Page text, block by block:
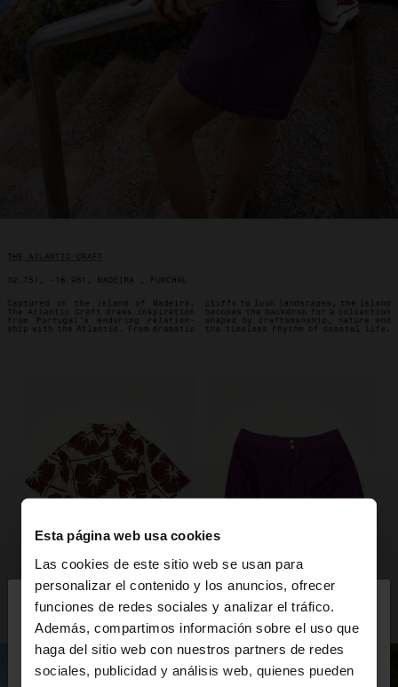
Esta página web usa cookies
Las cookies de este sitio web se usan para
personalizar el contenido y los anuncios, ofrecer
funciones de redes sociales y analizar el tráfico.
Además, compartimos información sobre el uso que
haga del sitio web con nuestros partners de redes
sociales, publicidad y análisis web, quienes pueden
hola
Estás accediendo a la web de Colombia. ¿Quieres
ir a la web de United States?